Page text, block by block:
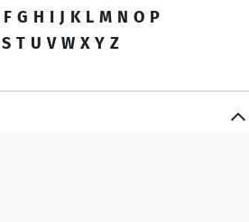
F G H I J K L M N O P
S T U V W X Y Z